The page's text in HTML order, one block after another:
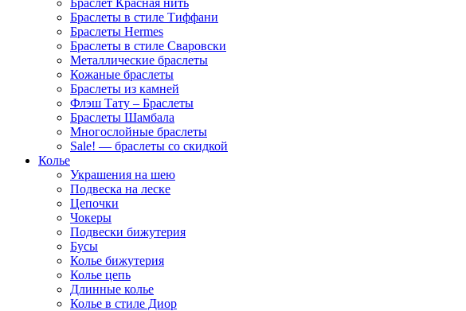
Браслеты в стиле Тиффани
Браслеты Hermes
Браслеты в стиле Сваровски
Металлические браслеты
Кожаные браслеты
Браслеты из камней
Флэш Тату – Браслеты
Браслеты Шамбала
Многослойные браслеты
Sale! — браслеты со скидкой
Колье
Украшения на шею
Подвеска на леске
Цепочки
Чокеры
Подвески бижутерия
Бусы
Колье бижутерия
Колье цепь
Длинные колье
Колье в стиле Диор